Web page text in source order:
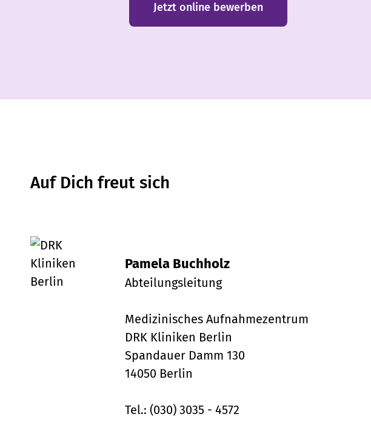
Jetzt online bewerben
Auf Dich freut sich
Pamela Buchholz
Abteilungsleitung
Medizinisches Aufnahmezentrum
DRK Kliniken Berlin
Spandauer Damm 130
14050 Berlin
Tel.: (030) 3035 - 4572